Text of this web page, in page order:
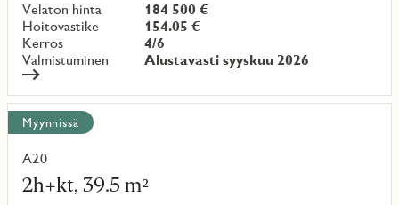
Velaton hinta
184 500 €
Hoitovastike
154.05 €
Kerros
4/6
Valmistuminen
Alustavasti syyskuu 2026
Myynnissä
A20
2h+kt, 39.5 m²
Lue
lisää
kohteesta